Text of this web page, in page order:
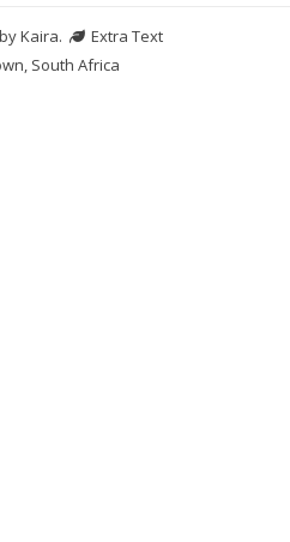
Kaira.
Extra Text
South Africa